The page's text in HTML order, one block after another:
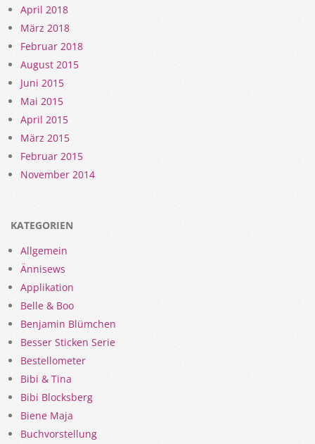
April 2018
März 2018
Februar 2018
August 2015
Juni 2015
Mai 2015
April 2015
März 2015
Februar 2015
November 2014
KATEGORIEN
Allgemein
Ännisews
Applikation
Belle & Boo
Benjamin Blümchen
Besser Sticken Serie
Bestellometer
Bibi & Tina
Bibi Blocksberg
Biene Maja
Buchvorstellung